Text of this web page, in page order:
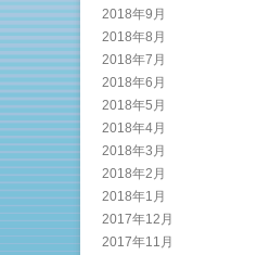
2018年9月
2018年8月
2018年7月
2018年6月
2018年5月
2018年4月
2018年3月
2018年2月
2018年1月
2017年12月
2017年11月